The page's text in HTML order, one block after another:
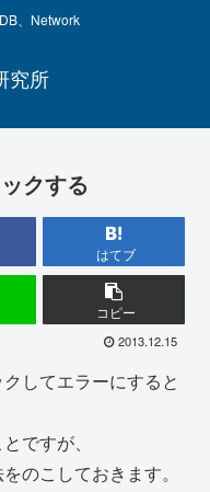
、Network
究所
クする
はてブ
コピー
2013.12.15
してエラーにすると
ですが、
のこしておきます。